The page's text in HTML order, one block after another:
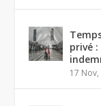
privé
17